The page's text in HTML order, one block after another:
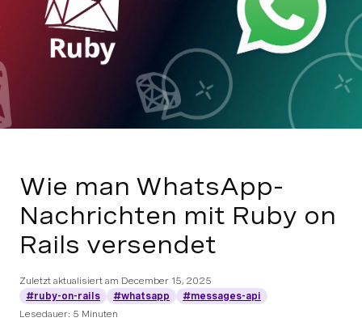
Wie man WhatsApp-
Nachrichten mit Ruby on
Rails versendet
Zuletzt aktualisiert am December 15, 2025
#ruby-on-rails
#whatsapp
#messages-api
Lesedauer: 5 Minuten